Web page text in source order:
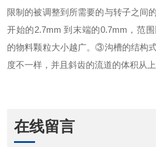
限制的被调整到所需要的与转子之间的
开始的2.7mm到末端的0.7mm ，范
的物料颗粒大小越广。③沟槽的结构
度不一样，并且斜齿的流道的体积从
在线留言